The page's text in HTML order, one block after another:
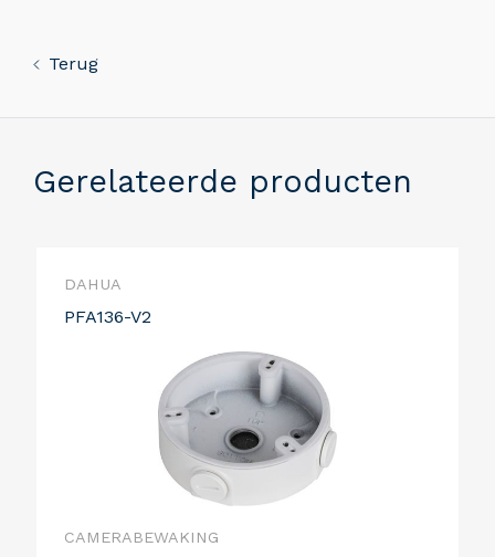
Terug
Gerelateerde producten
DAHUA
PFA136-V2
CAMERABEWAKING